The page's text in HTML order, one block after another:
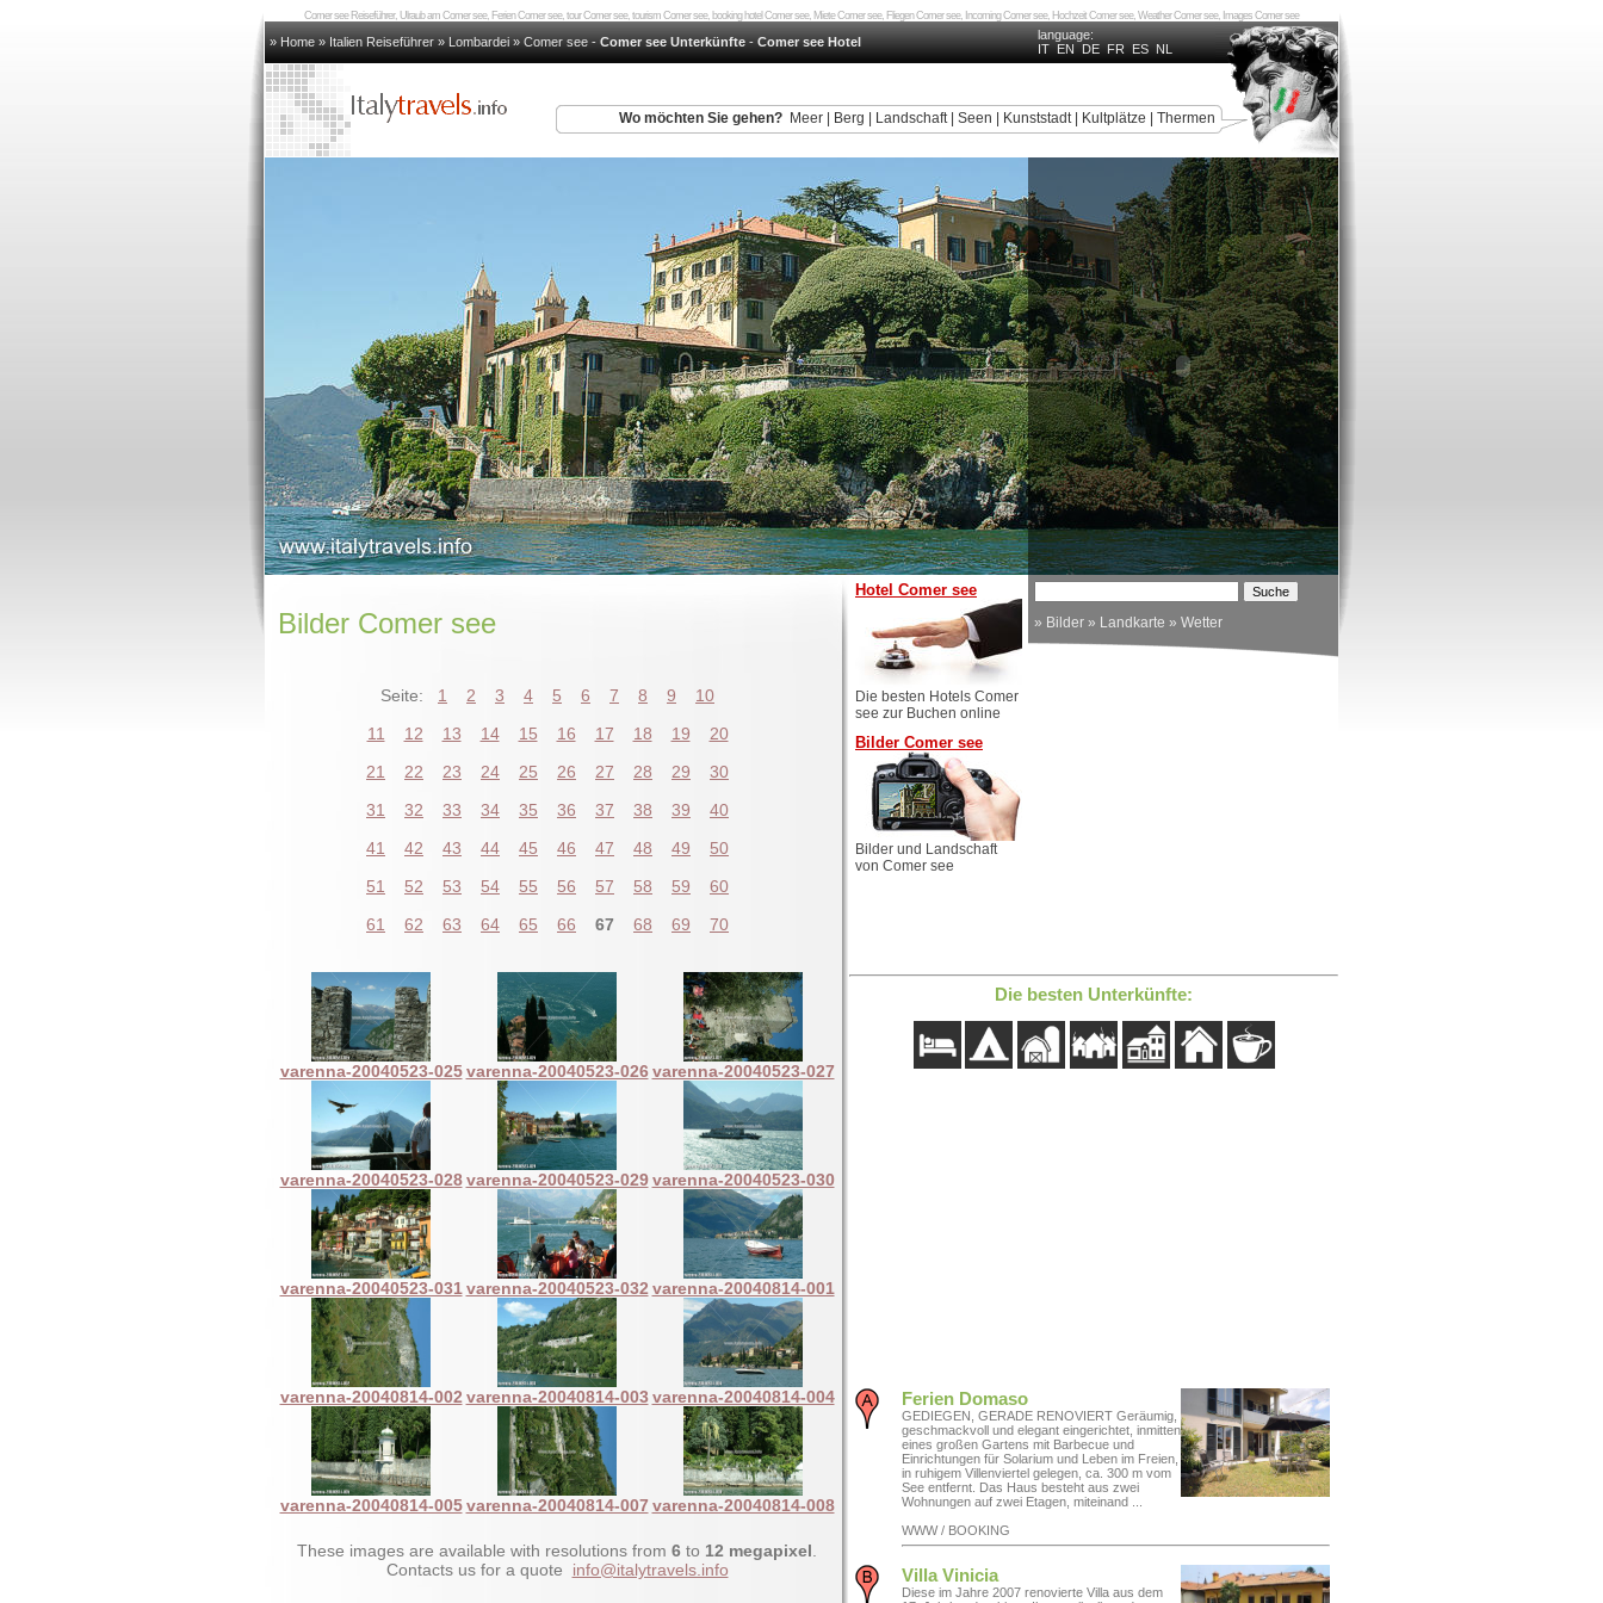
Comer see Reiseführer, Ulraub am Comer see, Ferien Comer see, tour Comer see, tourism Comer see, booking hotel Comer see, Miete Comer see, Fliegen Comer see, Incoming Comer see, Hochzeit Comer see, Weather Comer see, Images Comer see
» Home » Italien Reiseführer » Lombardei » Comer see - Comer see Unterkünfte - Comer see Hotel
language:
IT EN DE FR ES NL
Wo möchten Sie gehen? Meer Berg Landschaft| Seen Kunststadt| Kultplätze Thermen
Bilder Comer see
Seite: 1 2 3 4 5 6 7 8 9
10
11
12 13 14 15 16 17 18 19
20
21
22 23 24 25 26 27 28 29
30
31
32 33 34 35 36 37 38 39
40
41
42 43 44 45 46 47 48 49
50
51
52 53 54 55 56 57 58 59
60
61
62 63 64 65 66 67 68 69 70
varenna-20040523-025 varenna-20040523-026 varenna-20040523-027
varenna-20040523-028 varenna-20040523-029 varenna-20040523-030
varenna-20040523-031 varenna-20040523-032 varenna-20040814-001
varenna-20040814-002 varenna-20040814-003 varenna-20040814-004
varenna-20040814-005 varenna-20040814-007 varenna-20040814-008
These images are available with resolutions from 6 to 12 megapixel
Contacts us for a quote info@italytravels.info
Hotel Comer see
Die besten Hotels Comer
see zur Buchen online
Bilder Comer see
Bilder und Landschaft
von Comer see
» Bilder » Landkarte » Wetter
Die besten Unterkünfte:
Ferien Domaso
GEDIEGEN, GERADE RENOVIERT Geräumig,
geschmackvoll und elegant eingerichtet, inmitten
eines großen Gartens mit Barbecue und
Einrichtungen für Solarium und Leben im Freien,
in ruhigem Villenviertel gelegen, ca. 300 m vom
See entfernt. Das Haus besteht aus zwei
Wohnungen auf zwei Etagen, miteinand ...
WWW / BOOKING
Villa Vinicia
Diese im Jahre 2007 renovierte Villa aus dem